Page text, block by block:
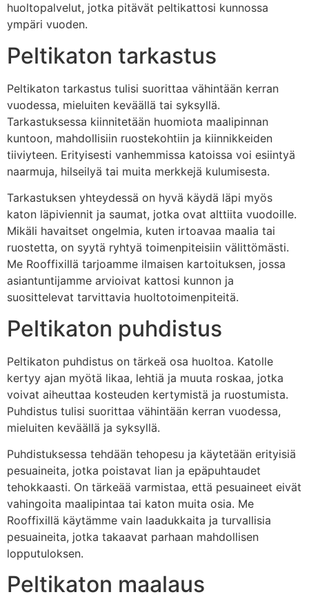
huoltopalvelut, jotka pitävät peltikattosi kunnossa
ympäri vuoden.
Peltikaton tarkastus
Peltikaton tarkastus tulisi suorittaa vähintään kerran
vuodessa, mieluiten keväällä tai syksyllä.
Tarkastuksessa kiinnitetään huomiota maalipinnan
kuntoon, mahdollisiin ruostekohtiin ja kiinnikkeiden
tiiviyteen. Erityisesti vanhemmissa katoissa voi esiintyä
naarmuja, hilseilyä tai muita merkkejä kulumisesta.
Tarkastuksen yhteydessä on hyvä käydä läpi myös
katon läpiviennit ja saumat, jotka ovat alttiita vuodoille.
Mikäli havaitset ongelmia, kuten irtoavaa maalia tai
ruostetta, on syytä ryhtyä toimenpiteisiin välittömästi.
Me Rooffixillä tarjoamme ilmaisen kartoituksen, jossa
asiantuntijamme arvioivat kattosi kunnon ja
suosittelevat tarvittavia huoltotoimenpiteitä.
Peltikaton puhdistus
Peltikaton puhdistus on tärkeä osa huoltoa. Katolle
kertyy ajan myötä likaa, lehtiä ja muuta roskaa, jotka
voivat aiheuttaa kosteuden kertymistä ja ruostumista.
Puhdistus tulisi suorittaa vähintään kerran vuodessa,
mieluiten keväällä ja syksyllä.
Puhdistuksessa tehdään tehopesu ja käytetään erityisiä
pesuaineita, jotka poistavat lian ja epäpuhtaudet
tehokkaasti. On tärkeää varmistaa, että pesuaineet eivät
vahingoita maalipintaa tai katon muita osia. Me
Rooffixillä käytämme vain laadukkaita ja turvallisia
pesuaineita, jotka takaavat parhaan mahdollisen
lopputuloksen.
Peltikaton maalaus